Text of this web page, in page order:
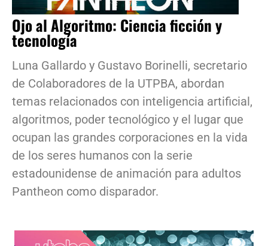
Ojo al Algoritmo: Ciencia ficción y
tecnología
Luna Gallardo y Gustavo Borinelli, secretario
de Colaboradores de la UTPBA, abordan
temas relacionados con inteligencia artificial,
algoritmos, poder tecnológico y el lugar que
ocupan las grandes corporaciones en la vida
de los seres humanos con la serie
estadounidense de animación para adultos
Pantheon como disparador.